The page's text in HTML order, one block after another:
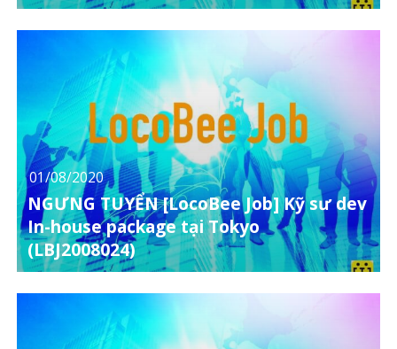
01/08/2020
NGƯNG TUYỂN [LocoBee Job] Kỹ sư dev
In-house package tại Tokyo
(LBJ2008024)